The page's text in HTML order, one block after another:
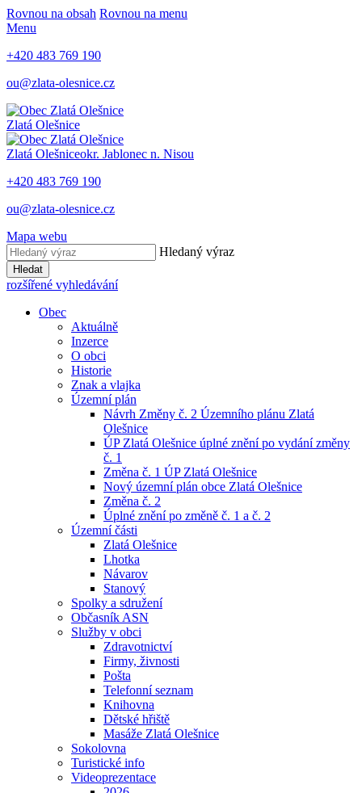
Rovnou na obsah Rovnou na menu
Menu
+420 483 769 190
ou@zlata-olesnice.cz
Zlatá Olešnice
Zlatá Olešniceokr. Jablonec n. Nisou
+420 483 769 190
ou@zlata-olesnice.cz
Mapa webu
Hledaný výraz
Hledat
rozšířené vyhledávání
Obec
Aktuálně
Inzerce
O obci
Historie
Znak a vlajka
Územní plán
Návrh Změny č. 2 Územního plánu Zlatá
Olešnice
ÚP Zlatá Olešnice úplné znění po vydání změny
č. 1
Změna č. 1 ÚP Zlatá Olešnice
Nový územní plán obce Zlatá Olešnice
Změna č. 2
Úplné znění po změně č. 1 a č. 2
Územní části
Zlatá Olešnice
Lhotka
Návarov
Stanový
Spolky a sdružení
Občasník ASN
Služby v obci
Zdravotnictví
Firmy, živnosti
Pošta
Telefonní seznam
Knihovna
Dětské hřiště
Masáže Zlatá Olešnice
Sokolovna
Turistické info
Videoprezentace